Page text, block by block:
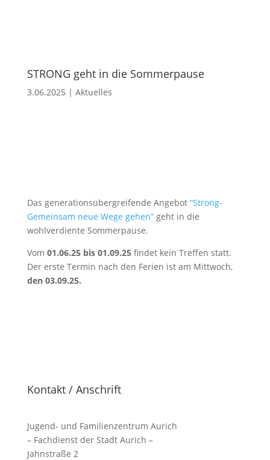
STRONG geht in die Sommerpause
3.06.2025 | Aktuelles
Das generationsübergreifende Angebot “Strong-
Gemeinsam neue Wege gehen”geht in die
wohlverdiente Sommerpause.
Vom 01.06.25 bis 01.09.25findet kein Treffen statt.
Der erste Termin nach den Ferien ist am Mittwoch,
den 03.09.25.
Kontakt / Anschrift
Jugend- und Familienzentrum Aurich
– Fachdienst der Stadt Aurich –
Jahnstraße 2